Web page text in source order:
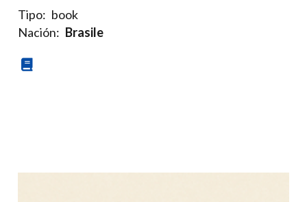
Tipo: book
Nación: Brasile